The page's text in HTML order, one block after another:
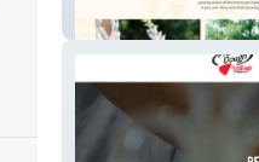
Rooted Floral TX